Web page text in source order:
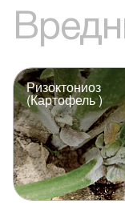
Ризоктониоз
(Картофель )